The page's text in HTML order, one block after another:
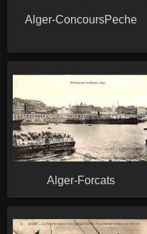
Alger-ConcoursPeche
Alger-Forcats